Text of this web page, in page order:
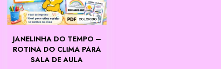
JANELINHA DO TEMPO –
ROTINA DO CLIMA PARA
SALA DE AULA